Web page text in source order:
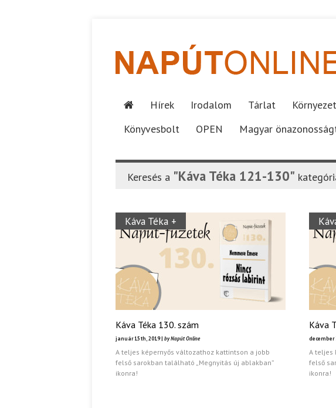
Hírek Irodalom Tárlat Környezet
Könyvesbolt
OPEN Magyar
Keresés a "Káva Téka 121-130"
Káva Téka +
Káva Téka 130. szám
január 15th, 2019 | by Napút Online
A teljes képernyős változathoz kattintson a jobb
felső sarokban található „Megnyitás új ablakban”
ikonra!
Káva
december
A teljes
felső
ikonra!